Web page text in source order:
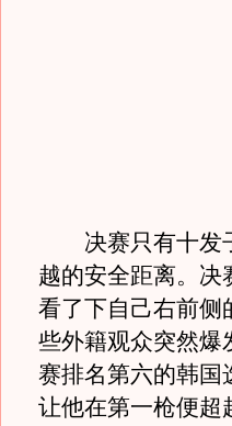
决赛只有十发子
越的安全距离。决
看了下自己右前侧
些外籍观众突然爆
赛排名第六的韩国
让他在第一枪便超